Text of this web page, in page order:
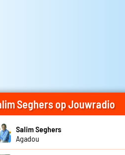
Seghers op Jouwradio
Salim Seghers
Agadou